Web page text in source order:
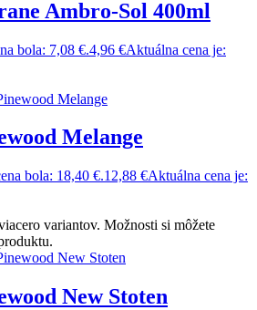
Ambro-Sol 400ml
bola: 7,08 €.4,96 €Aktuálna cena je:
Melange
bola: 18,40 €.12,88 €Aktuálna cena je:
variantov. Možnosti si môžete
New Stoten